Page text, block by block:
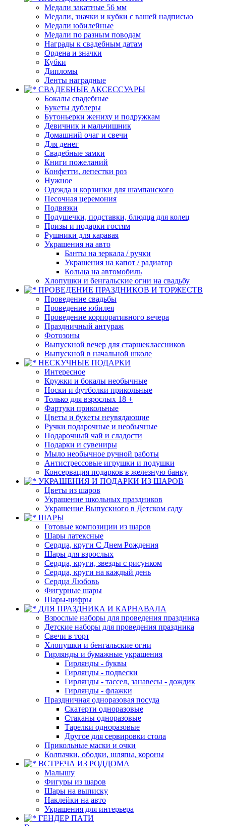
Медали закатные 56 мм
Медали, значки и кубки с вашей надписью
Медали юбилейные
Медали по разным поводам
Награды к свадебным датам
Ордена и значки
Кубки
Дипломы
Ленты наградные
СВАДЕБНЫЕ АКСЕССУАРЫ
Бокалы свадебные
Букеты дублеры
Бутоньерки жениху и подружкам
Девичник и мальчишник
Домашний очаг и свечи
Для денег
Свадебные замки
Книги пожеланий
Конфетти, лепестки роз
Нужное
Одежда и корзинки для шампанского
Песочная церемония
Подвязки
Подушечки, подставки, блюдца для колец
Призы и подарки гостям
Рушники для каравая
Украшения на авто
Банты на зеркала / ручки
Украшения на капот / радиатор
Кольца на автомобиль
Хлопушки и бенгальские огни на свадьбу
ПРОВЕДЕНИЕ ПРАЗДНИКОВ И ТОРЖЕСТВ
Проведение свадьбы
Проведение юбилея
Проведение корпоративного вечера
Праздничный антураж
Фотозоны
Выпускной вечер для старшеклассников
Выпускной в начальной школе
НЕСКУЧНЫЕ ПОДАРКИ
Интересное
Кружки и бокалы необычные
Носки и футболки прикольные
Только для взрослых 18 +
Фартуки прикольные
Цветы и букеты неувядающие
Ручки подарочные и необычные
Подарочный чай и сладости
Подарки и сувениры
Мыло необычное ручной работы
Антистрессовые игрушки и подушки
Консервация подарков в железную банку
УКРАШЕНИЯ И ПОДАРКИ ИЗ ШАРОВ
Цветы из шаров
Украшение школьных праздников
Украшение Выпускного в Детском саду
ШАРЫ
Готовые композиции из шаров
Шары латексные
Сердца, круги С Днем Рождения
Шары для взрослых
Сердца, круги, звезды с рисунком
Сердца, круги на каждый день
Сердца Любовь
Фигурные шары
Шары-цифры
ДЛЯ ПРАЗДНИКА И КАРНАВАЛА
Взрослые наборы для проведения праздника
Детские наборы для проведения праздника
Свечи в торт
Хлопушки и бенгальские огни
Гирлянды и бумажные украшения
Гирлянды - буквы
Гирлянды - подвески
Гирлянды - тассел, занавесы - дождик
Гирлянды - флажки
Праздничная одноразовая посуда
Скатерти одноразовые
Стаканы одноразовые
Тарелки одноразовые
Другое для сервировки стола
Прикольные маски и очки
Колпачки, ободки, шляпы, короны
ВСТРЕЧА ИЗ РОДДОМА
Малышу
Фигуры из шаров
Шары на выписку
Наклейки на авто
Украшения для интерьера
ГЕНДЕР ПАТИ